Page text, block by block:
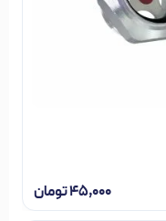
۴۵,۰۰۰تومان